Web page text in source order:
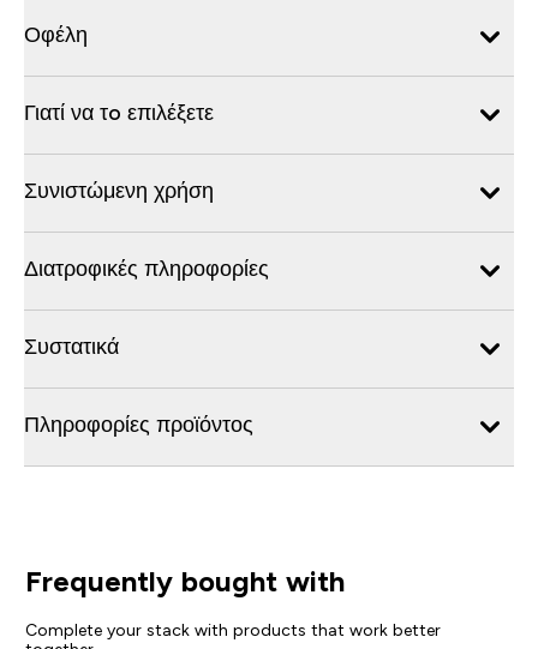
Οφέλη
Γιατί να τo επιλέξετε
Συνιστώμενη χρήση
Διατροφικές πληροφορίες
Συστατικά
Πληροφορίες προϊόντος
Frequently bought with
Complete your stack with products that work better